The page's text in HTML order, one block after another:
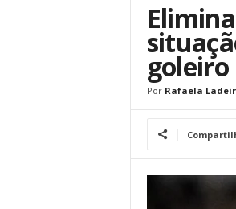
goleiro
Por Rafaela